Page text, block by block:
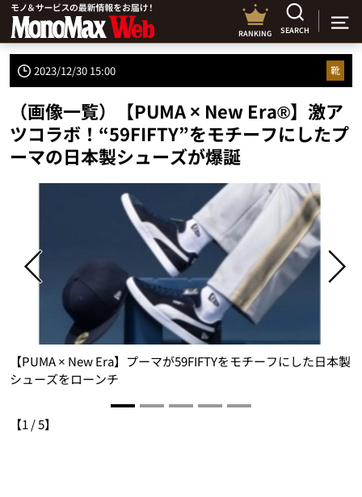
RANKING SEARCH
2023/12/30 15:00 靴
（画像一覧）【PUMA × New Era®】激ア
ツコラボ！“59FIFTY”をモチーフにしたプ
ーマの日本製シューズが爆誕
【PUMA × New Era】プーマが59FIFTYをモチーフにした日本製
シューズをローンチ
【1 /5】